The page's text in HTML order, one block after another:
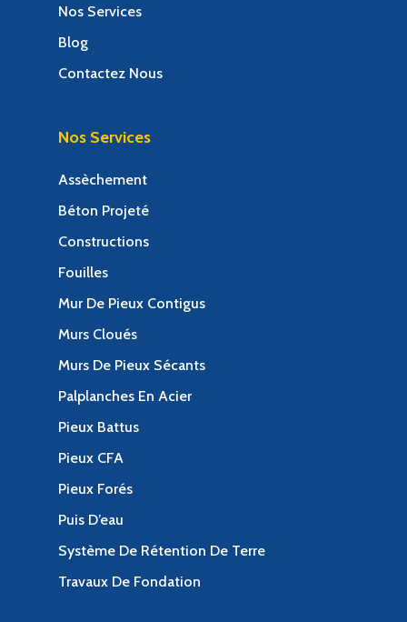
Nos Services
Blog
Contactez Nous
Nos Services
Assèchement
Béton Projeté
Constructions
Fouilles
Mur De Pieux Contigus
Murs Cloués
Murs De Pieux Sécants
Palplanches En Acier
Pieux Battus
Pieux CFA
Pieux Forés
Puis D’eau
Système De Rétention De Terre
Travaux De Fondation